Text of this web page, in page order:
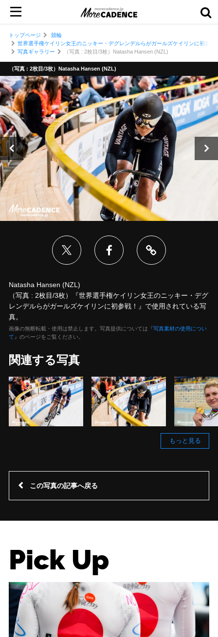
トップページ
競輪
世界選手権ケイリン女王のニッキー・デグレンデルらがガールズケイリンに初参戦
写真ギャラリー
（写真 : 2枚目/3枚）Natasha Hansen (NZL)
（写真 : 2枚目/3枚）Natasha Hansen (NZL)
Natasha Hansen (NZL)
（写真 : 2枚目/3枚）『世界選手権ケイリン女王のニッキー・デグ
レンデルらがガールズケイリンに初参戦！』で使用されている写
真。
画像の無断転載・使用は禁止します。写真提供については『写真素材の使用につい
て 』のページをご覧ください。
関連する写真
もっと見る
この写真の記事へ戻る
Pick Up